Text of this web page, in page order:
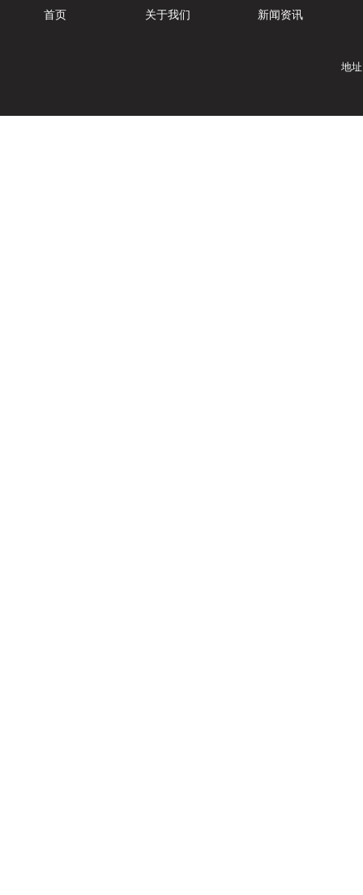
首页 关于我们 新闻资讯
地